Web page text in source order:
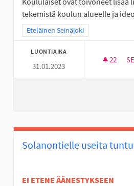
tekemistä koulun alueelle ja
Rajaa tulokset teeman mukaan:
Eteläinen Seinäjoki
LUONTIAIKA
31.01.2023
22 22
Solanontielle useita
EI ETENE ÄÄNESTYKSEEN